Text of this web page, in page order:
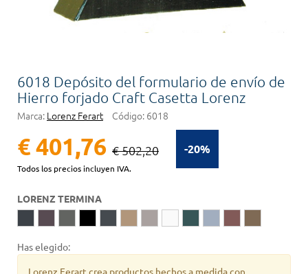
6018 Depósito del formulario de envío de
Hierro forjado Craft Casetta Lorenz
Marca: Lorenz Ferart Código: 6018
-20%
€ 401,76 € 502,20
Todos los precios incluyen IVA.
LORENZ TERMINA
Has elegido: